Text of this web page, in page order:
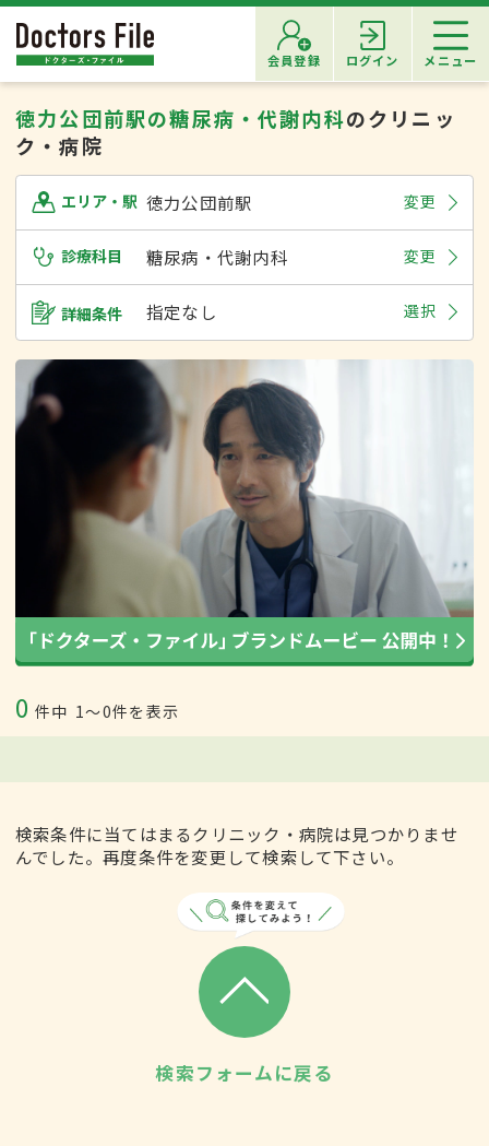
会員登録 ログイン メニュー
徳力公団前駅の糖尿病・代謝内科のクリニッ
ク・病院
エリア・駅 徳力公団前駅 変更
診療科目 糖尿病・代謝内科 変更
詳細条件 指定なし 選択
0 件中 1〜0件を表示
検索条件に当てはまるクリニック・病院は見つかりませ
んでした。再度条件を変更して検索して下さい。
検索フォームに戻る